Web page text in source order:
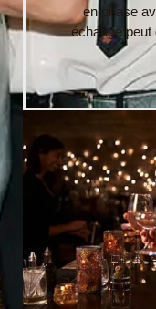
en phase
échange peut